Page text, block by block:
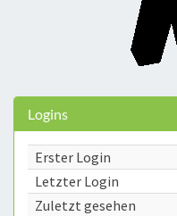
Logins
Erster Login
Letzter Login
Zuletzt gesehen